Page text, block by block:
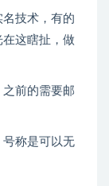
技术，有的
这瞎扯，做
前的需要邮
称是可以无